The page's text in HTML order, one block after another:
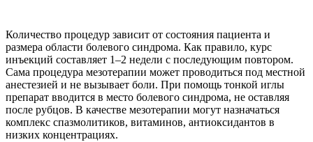
Количество процедур зависит от состояния пациента и
размера области болевого синдрома. Как правило, курс
инъекций составляет 1–2 недели с последующим повтором.
Сама процедура мезотерапии может проводиться под местной
анестезией и не вызывает боли. При помощь тонкой иглы
препарат вводится в место болевого синдрома, не оставляя
после рубцов. В качестве мезотерапии могут назначаться
комплекс спазмолитиков, витаминов, антиоксидантов в
низких концентрациях.